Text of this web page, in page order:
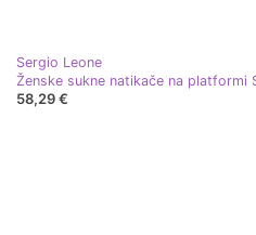
Sergio Leone
Ženske sukne natikače na platformi
58,29 €